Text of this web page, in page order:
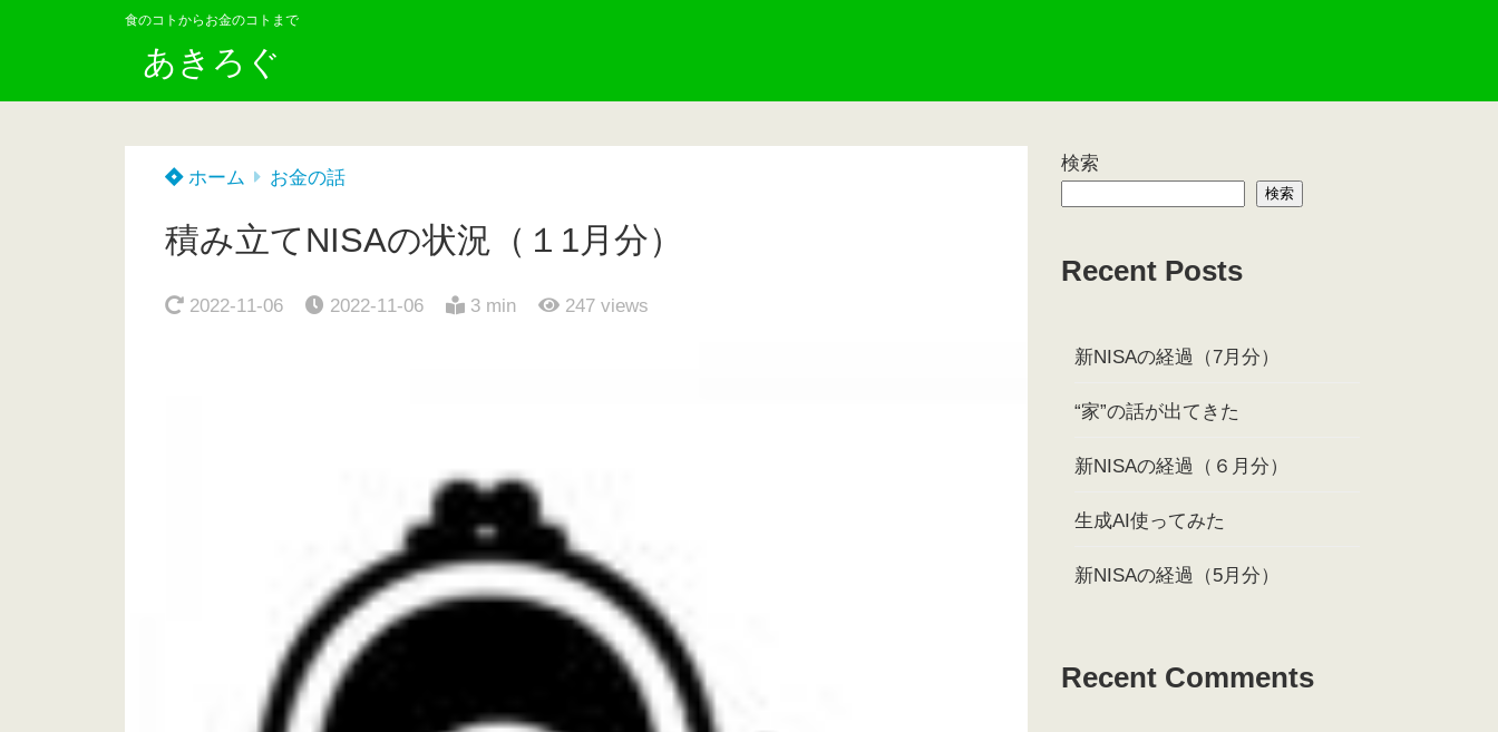
食のコトからお金のコトまで
あきろぐ
ホーム お金の話
積み立てNISAの状況（１1月分）
2022-11-06 2022-11-06 3 min 247 views
検索
検索
Recent Posts
新NISAの経過（7月分）
“家”の話が出てきた
新NISAの経過（６月分）
生成AI使ってみた
新NISAの経過（5月分）
Recent Comments